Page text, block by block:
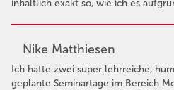
inhaltlich exakt so, wie ich es
Nike Matthiesen
Ich hatte zwei super lehrreiche,
geplante Seminartage im Bereich